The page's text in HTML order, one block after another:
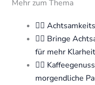
Mehr zum Thema
🧘‍♀️
🧘‍♀️ Bringe
für mehr
🧘‍♀️
morgendliche